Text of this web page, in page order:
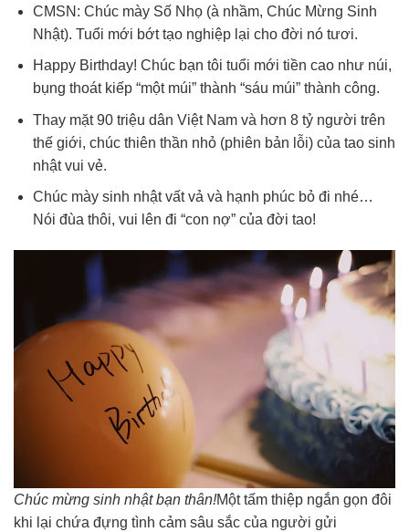
CMSN: Chúc mày Số Nhọ (à nhầm, Chúc Mừng Sinh
Nhật). Tuổi mới bớt tạo nghiệp lại cho đời nó tươi.
Happy Birthday! Chúc bạn tôi tuổi mới tiền cao như núi,
bụng thoát kiếp “một múi” thành “sáu múi” thành công.
Thay mặt 90 triệu dân Việt Nam và hơn 8 tỷ người trên
thế giới, chúc thiên thần nhỏ (phiên bản lỗi) của tao sinh
nhật vui vẻ.
Chúc mày sinh nhật vất vả và hạnh phúc bỏ đi nhé…
Nói đùa thôi, vui lên đi “con nợ” của đời tao!
Chúc mừng sinh nhật bạn thân!Một tấm thiệp ngắn gọn đôi
khi lại chứa đựng tình cảm sâu sắc của người gửi